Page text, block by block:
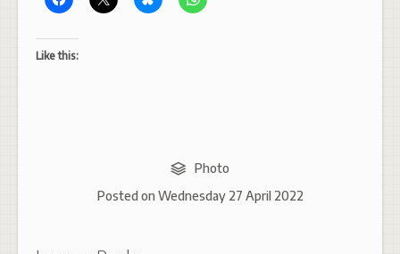
Like this:
Photo
Posted on Wednesday 27 April 2022